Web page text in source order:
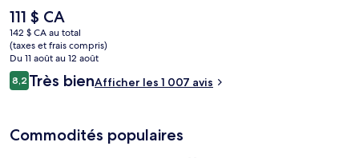
marche : Flaminia-Fracassini Tram Stop se trouve à 3 minutes et
Ankara-Tiziano Tram Stop est à 4 minutes.
Le
prix
actuel
est
de 111 $ CA
111 $ CA
142 $ CA au total
(taxes et frais compris)
Du 11 août au 12 août
Avis
8,28,2 sur 10 –
Très bienAfficher les 1 007 avis
Commodités populaires